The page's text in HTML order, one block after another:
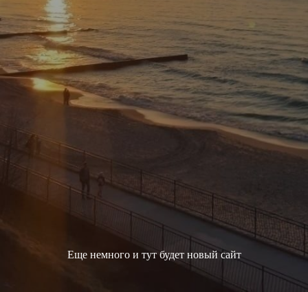
Еще немного и тут будет новый сайт